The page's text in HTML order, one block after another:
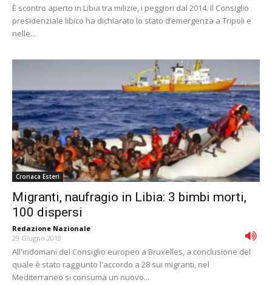
È scontro aperto in Libia tra milizie, i peggiori dal 2014. Il Consiglio
presidenziale libico ha dichiarato lo stato d’emergenza a Tripoli e
nelle...
Cronaca Esteri
Migranti, naufragio in Libia: 3 bimbi morti,
100 dispersi
Redazione Nazionale -
29 Giugno 2018
All'indomani del Consiglio europeo a Bruxelles, a conclusione del
quale è stato raggiunto l'accordo a 28 sui migranti, nel
Mediterraneo si consuma un nuovo...